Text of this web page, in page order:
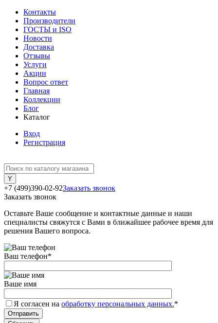
Контакты
Производители
ГОСТЫ и ISO
Новости
Доставка
Отзывы
Услуги
Акции
Вопрос ответ
Главная
Коллекции
Блог
Каталог
Вход
Регистрация
+7 (499)390-02-92Заказать звонок
Заказать звонок
Оставьте Ваше сообщение и контактные данные и наши
специалисты свяжутся с Вами в ближайшее рабочее время для
решения Вашего вопроса.
Ваш телефон*
Ваше имя
Я согласен на обработку персональных данных.*